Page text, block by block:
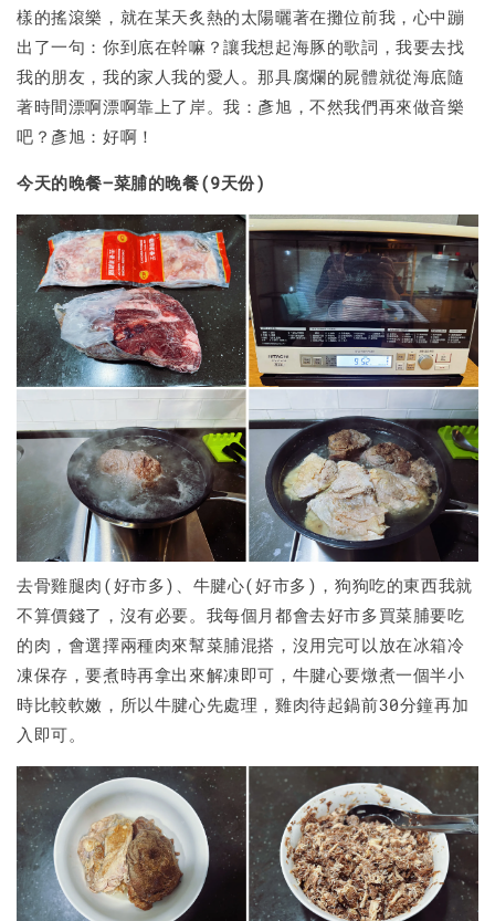
樣的搖滾樂，就在某天炙熱的太陽曬著在攤位前我，心中蹦
出了一句：你到底在幹嘛？讓我想起海豚的歌詞，我要去找
我的朋友，我的家人我的愛人。那具腐爛的屍體就從海底隨
著時間漂啊漂啊靠上了岸。我：彥旭，不然我們再來做音樂
吧？彥旭：好啊！
今天的晚餐—菜脯的晚餐(9天份)
去骨雞腿肉(好市多)、牛腱心(好市多)，狗狗吃的東西我就
不算價錢了，沒有必要。我每個月都會去好市多買菜脯要吃
的肉，會選擇兩種肉來幫菜脯混搭，沒用完可以放在冰箱冷
凍保存，要煮時再拿出來解凍即可，牛腱心要燉煮一個半小
時比較軟嫩，所以牛腱心先處理，雞肉待起鍋前30分鐘再加
入即可。